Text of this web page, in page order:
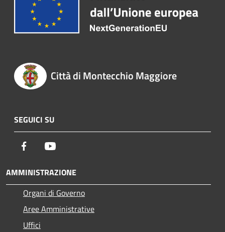
Città di Montecchio Maggiore
SEGUICI SU
Facebook
AMMINISTRAZIONE
Organi di Governo
Aree Amministrative
Uffici